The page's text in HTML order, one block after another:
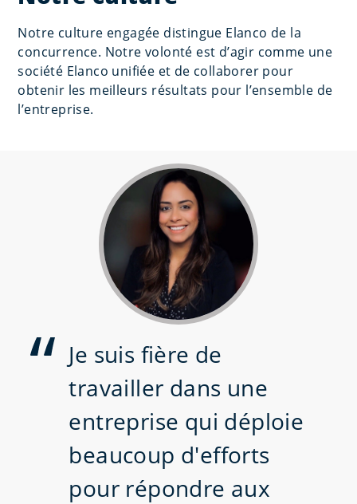
Notre culture engagée distingue Elanco de la
concurrence. Notre volonté est d’agir comme une
société Elanco unifiée et de collaborer pour
obtenir les meilleurs résultats pour l’ensemble de
l’entreprise.
Je suis fière de
travailler dans une
entreprise qui déploie
beaucoup d'efforts
pour répondre aux